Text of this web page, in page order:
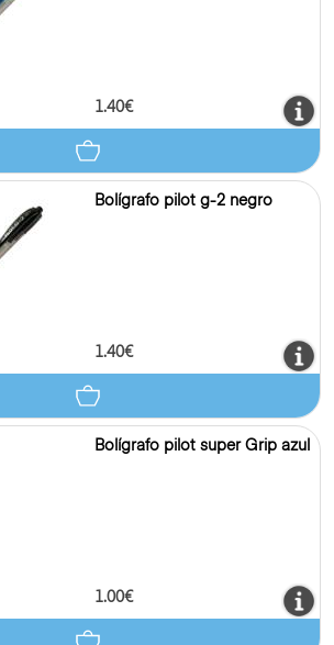
1.40€
Bolígrafo pilot g-2 negro
1.40€
Bolígrafo pilot super Grip azul
1.00€